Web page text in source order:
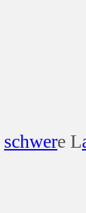
schwere L